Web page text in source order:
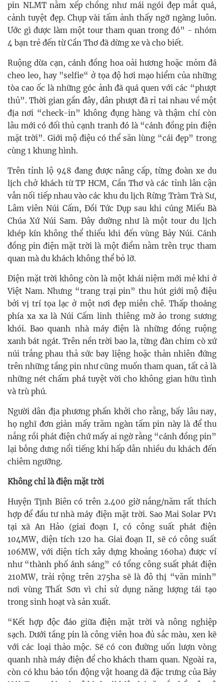
pin NLMT nằm xếp chồng như mái ngói đẹp mắt quá,
cảnh tuyệt đẹp. Chụp vài tấm ảnh thấy ngỡ ngàng luôn.
Ước gì được làm một tour tham quan trong đó” - nhóm
4 bạn trẻ đến từ Cần Thơ đã dừng xe và cho biết.
Ruộng dừa cạn, cánh đồng hoa oải hương hoặc mỏm đá
cheo leo, hay "selfie“ ở tọa độ hơi mạo hiểm của những
tòa cao ốc là những góc ảnh đã quá quen với các “phượt
thủ”. Thời gian gần đây, dân phượt đã rỉ tai nhau về một
địa nơi “check-in” không đụng hàng và thậm chí còn
lâu mới có đối thủ cạnh tranh đó là “cánh đồng pin điện
mặt trời”. Giới mộ điệu có thể săn lùng “cái đẹp” trong
cùng 1 khung hình.
Trên tỉnh lộ 948 đang được nâng cấp, từng đoàn xe du
lịch chở khách từ TP HCM, Cần Thơ và các tỉnh lân cận
vẫn nối tiếp nhau vào các khu du lịch Rừng Tràm Trà Sư,
Lâm viên Núi Cấm, Đồi Tức Dụp sau khi cúng Miếu Bà
Chúa Xứ Núi Sam. Đây dường như là một tour du lịch
khép kín không thể thiếu khi đến vùng Bảy Núi. Cánh
đồng pin điện mặt trời là một điểm nằm trên trục tham
quan mà du khách không thể bỏ lỡ.
Điện mặt trời không còn là một khái niệm mới mẻ khi ở
Việt Nam. Nhưng “trang trại pin” thu hút giới mộ điệu
bởi vị trí tọa lạc ở một nơi đẹp miễn chê. Thấp thoáng
phía xa xa là Núi Cấm linh thiêng mờ ảo trong sương
khói. Bao quanh nhà máy điện là những đồng ruộng
xanh bát ngát. Trên nền trời bao la, từng đàn chim cò xứ
núi trắng phau thả sức bay liệng hoặc thản nhiên đứng
trên những tầng pin như cũng muốn tham quan, tất cả là
những nét chấm phá tuyệt vời cho không gian hữu tình
và trù phú.
Người dân địa phương phấn khởi cho rằng, bấy lâu nay,
họ nghĩ đơn giản mấy trăm ngàn tấm pin này là để thu
nắng rồi phát điện chứ mấy ai ngờ rằng “cánh đồng pin”
lại bỗng dưng nổi tiếng khi hấp dẫn nhiều du khách đến
chiêm ngưỡng.
Không chỉ là điện mặt trời
Huyện Tịnh Biên có trên 2.400 giờ nắng/năm rất thích
hợp để đầu tư nhà máy điện mặt trời. Sao Mai Solar PV1
tại xã An Hảo (giai đoạn I, có công suất phát điện
104MW, diện tích 120 ha. Giai đoạn II, sẽ có công suất
106MW, với diện tích xây dựng khoảng 160ha) được ví
như “thành phố ánh sáng” có tổng công suất phát điện
210MW, trải rộng trên 275ha sẽ là đô thị “văn minh”
nơi vùng Thất Sơn vì chỉ sử dụng năng lượng tái tạo
trong sinh hoạt và sản xuất.
“Kết hợp độc đáo giữa điện mặt trời và nông nghiệp
sạch. Dưới tầng pin là công viên hoa đủ sắc màu, xen kẽ
với các loại thảo mộc. Sẽ có con đường uốn lượn vòng
quanh nhà máy điện để cho khách tham quan. Ngoài ra,
còn có khu bảo tồn động vật hoang dã đặc trưng của Bảy